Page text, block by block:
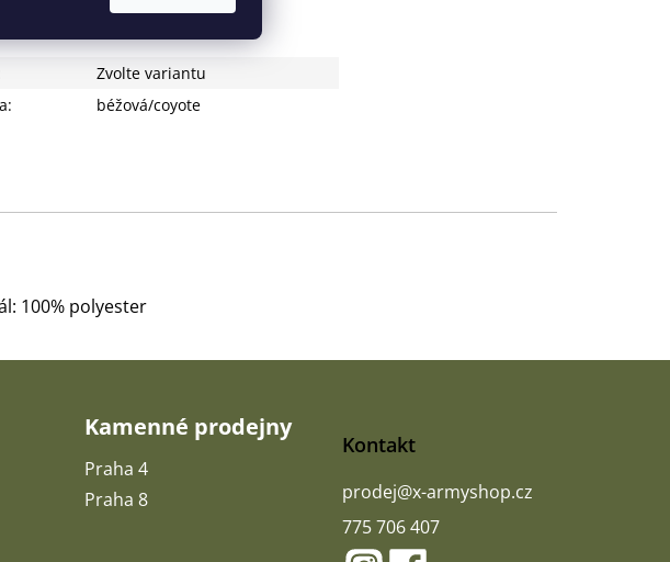
Zvolte variantu
: béžová/coyote
100% polyester
Kamenné prodejny
Praha 4
Praha 8
Kontakt
prodej@x-armyshop.cz
775 706 407